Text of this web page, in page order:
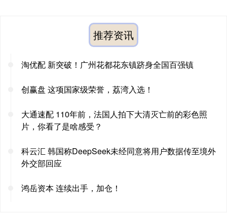
推荐资讯
淘优配 新突破！广州花都花东镇跻身全国百强镇
创赢盘 这项国家级荣誉，荔湾入选！
大通速配 110年前，法国人拍下大清灭亡前的彩色照
片，你看了是啥感受？
科云汇 韩国称DeepSeek未经同意将用户数据传至境外
外交部回应
鸿岳资本 连续出手，加仓！